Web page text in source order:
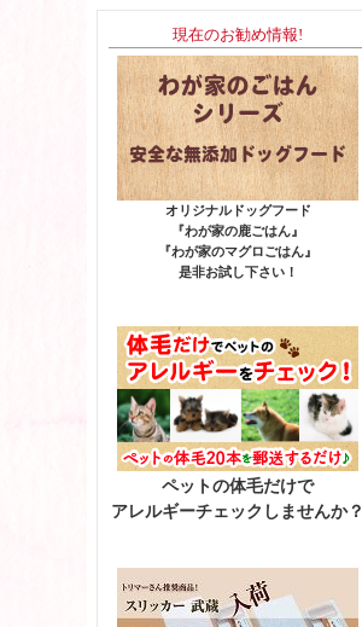
現在のお勧め情報!
オリジナルドッグフード
『わが家の鹿ごはん』
『わが家のマグロごはん』
是非お試し下さい！
ペットの体毛だけで
アレルギーチェックしませんか？